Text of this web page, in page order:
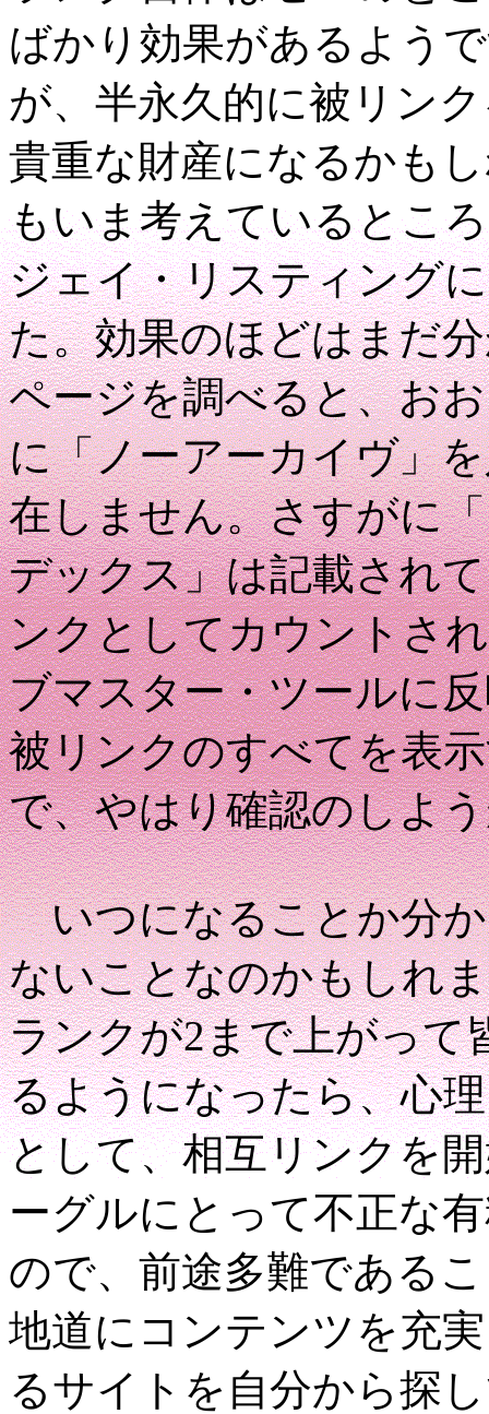
ばかり効果があるよう
が、半永久的に被リン
貴重な財産になるかも
もいま考えているとこ
ジェイ・リスティング
た。効果のほどはまだ
ページを調べると、お
に「ノーアーカイヴ」
在しません。さすがに
デックス」は記載され
ンクとしてカウントさ
ブマスター・ツールに
被リンクのすべてを表
で、やはり確認のしよ
いつになることか分か
ないことなのかもしれ
ランクが2まで上がって
るようになったら、心
として、相互リンクを
ーグルにとって不正な
ので、前途多難である
地道にコンテンツを充
るサイトを自分から探